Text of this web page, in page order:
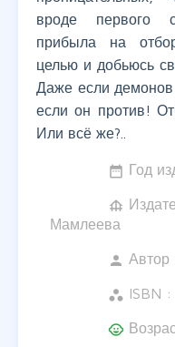
вроде первого
прибыла на
целью и добьюсь
Даже если демонов
если он против!
Или всё же?..
date_range Год
foundation
Мамлеева
person Автор
workspaces ISBN :
child_care